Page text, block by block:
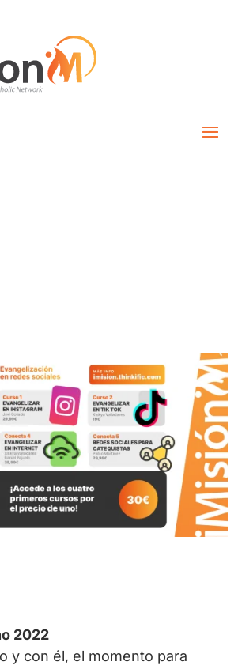
2022
y con él, el momento para